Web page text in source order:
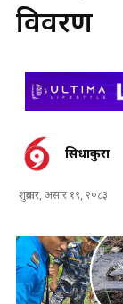
विवरण
सिधाकुरा
शुक्रबार, असार १९, २०८३